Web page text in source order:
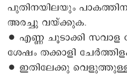
പുതിനയിലയും
അരച്ചു വയ്ക്കുക.
∙ എണ്ണ ചൂടാക്കി സവാള
ശേഷം തക്കാളി
∙ ഇതിലേക്കു